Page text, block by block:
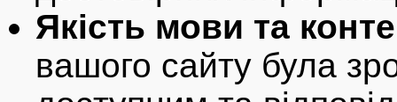
Якість мови та
вашого сайту була